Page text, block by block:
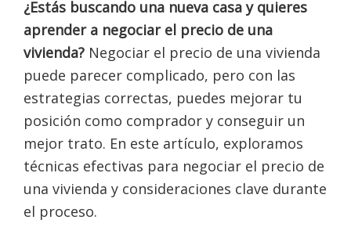
¿Estás buscando una nueva casa y quieres
aprender a negociar el precio de una
vivienda? Negociar el precio de una vivienda
puede parecer complicado, pero con las
estrategias correctas, puedes mejorar tu
posición como comprador y conseguir un
mejor trato. En este artículo, exploramos
técnicas efectivas para negociar el precio de
una vivienda y consideraciones clave durante
el proceso.